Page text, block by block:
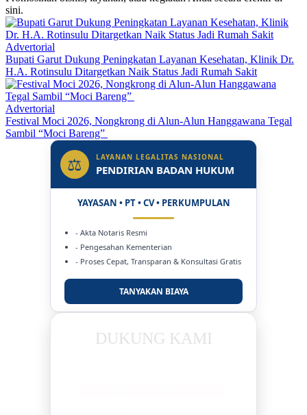
sini.
Advertorial
Bupati Garut Dukung Peningkatan Layanan Kesehatan, Klinik Dr.
H.A. Rotinsulu Ditargetkan Naik Status Jadi Rumah Sakit
Advertorial
Festival Moci 2026, Nongkrong di Alun-Alun Hanggawana Tegal
Sambil “Moci Bareng”
⚖ LAYANAN LEGALITAS NASIONAL
PENDIRIAN BADAN HUKUM
YAYASAN • PT • CV • PERKUMPULAN
- Akta Notaris Resmi
- Pengesahan Kementerian
- Proses Cepat, Transparan & Konsultasi Gratis
TANYAKAN BIAYA
DUKUNG KAMI